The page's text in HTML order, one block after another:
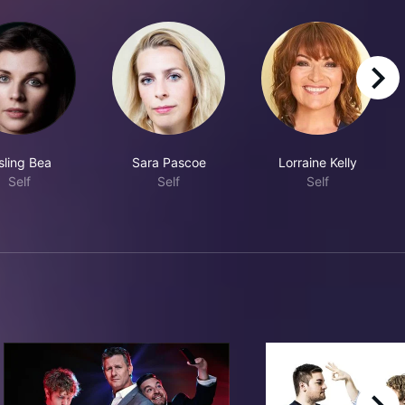
Bea
Self
Sara Pascoe
Self
Lorraine Kelly
Self
right